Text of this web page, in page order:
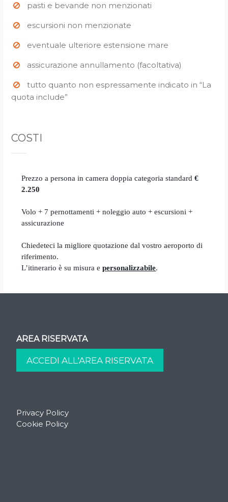
pasti e bevande non menzionati
escursioni non menzionate
eventuale ulteriore estensione mare
assicurazione annullamento (facoltativa)
tutto quanto non espressamente indicato in “La
quota include”
COSTI
Prezzo a persona in camera doppia categoria standard€
2.250
Volo + 7 pernottamenti + noleggio auto + escursioni +
assicurazione
Chiedeteci la migliore quotazione dal vostro aeroporto di
riferimento.
L’itinerario è su misura epersonalizzabile.
AREA RISERVATA
Privacy Policy
Cookie Policy